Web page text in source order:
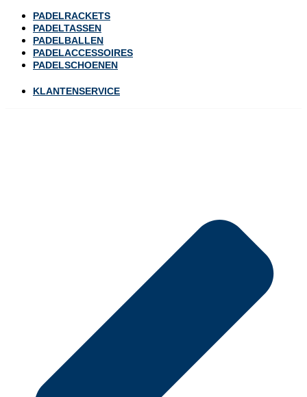
PADELRACKETS
PADELTASSEN
PADELBALLEN
PADELACCESSOIRES
PADELSCHOENEN
KLANTENSERVICE